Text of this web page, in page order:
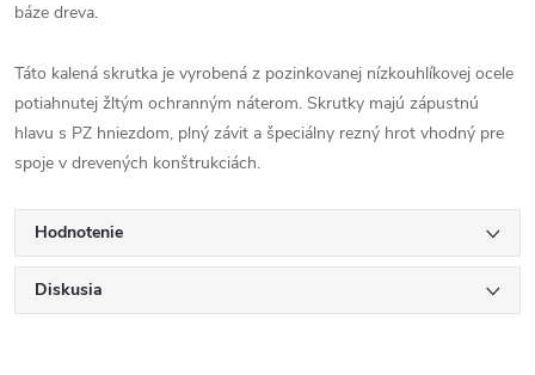
báze dreva.
Táto kalená skrutka je vyrobená z pozinkovanej nízkouhlíkovej ocele
potiahnutej žltým ochranným náterom. Skrutky majú zápustnú
hlavu s PZ hniezdom, plný závit a špeciálny rezný hrot vhodný pre
spoje v drevených konštrukciách.
Hodnotenie
Diskusia